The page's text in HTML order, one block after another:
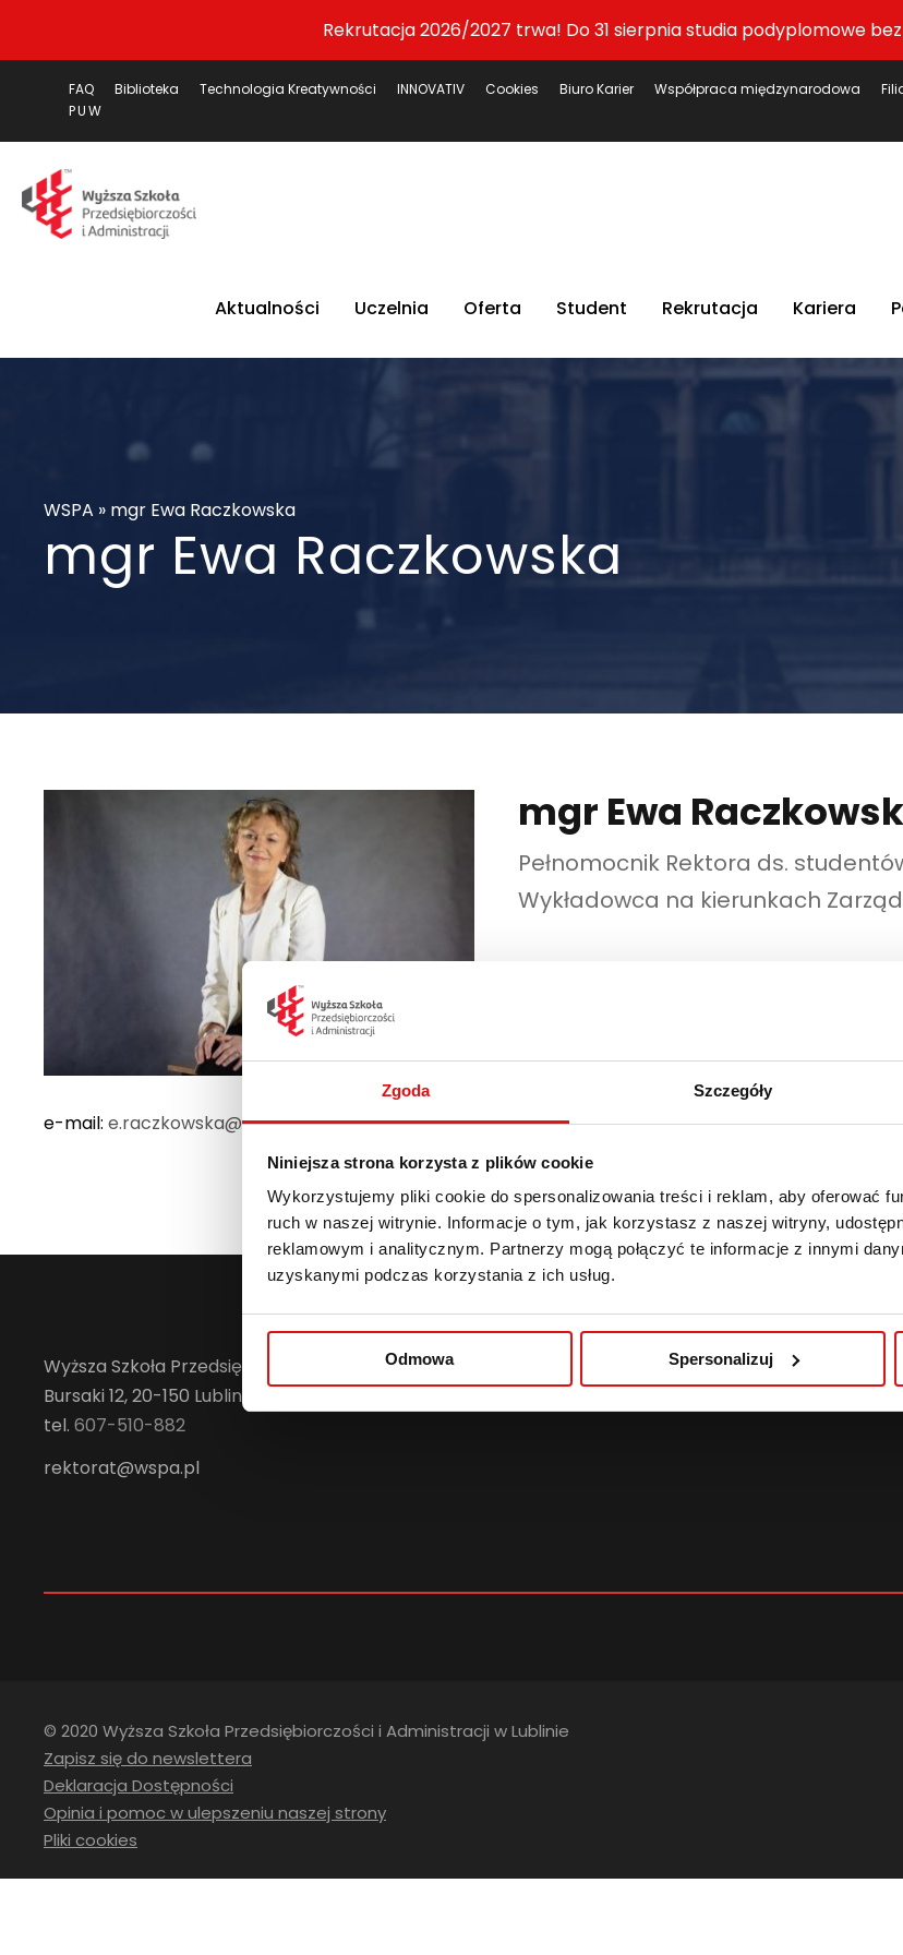
Zgoda Szczegóły
Niniejsza strona korzysta z plików cookie
Wykorzystujemy pliki cookie do spersonalizowania treści i reklam, aby oferować
ruch w naszej witrynie. Informacje o tym, jak korzystasz z naszej witryny,
reklamowym i analitycznym. Partnerzy mogą połączyć te informacje z innymi
uzyskanymi podczas korzystania z ich usług.
Odmowa Spersonalizuj
Rekrutacja 2026/2027 trwa! Do 31 sierpnia studia podyplomowe
FAQ Biblioteka Technologia Kreatywności INNOVATIV Cookies Biuro Karier Współpraca międzynarodowa
PUW
Aktualności Uczelnia Oferta Student Rekrutacja Kariera
WSPA » mgr Ewa Raczkowska
mgr Ewa Raczkowska
e-mail: e.raczkowska@wspa.pl
mgr Ewa
Pełnomocnik Rektora ds.
Wykładowca na kierunkach
Wyższa Szkoła Przedsiębiorczości i Administracji w Lublinie
Bursaki 12, 20-150 Lublin
tel. 607-510-882
rektorat@wspa.pl
© 2020 Wyższa Szkoła Przedsiębiorczości i Administracji w Lublinie
Zapisz się do newslettera
Deklaracja Dostępności
Opinia i pomoc w ulepszeniu naszej strony
Pliki cookies